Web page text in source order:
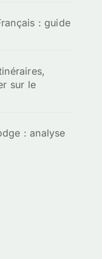
: guide
sur le
: analyse